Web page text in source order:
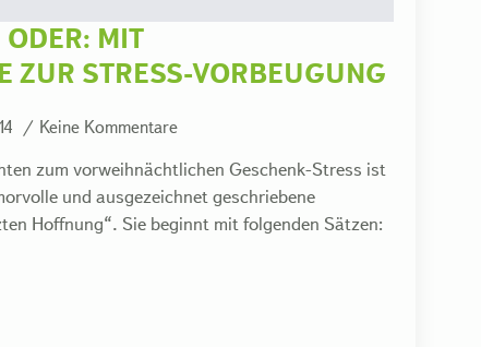
MIT
ZUR STRESS-VORBEUGUNG
Keine Kommentare
zum vorweihnächtlichen Geschenk-Stress ist
und ausgezeichnet geschriebene
Hoffnung“. Sie beginnt mit folgenden Sätzen: